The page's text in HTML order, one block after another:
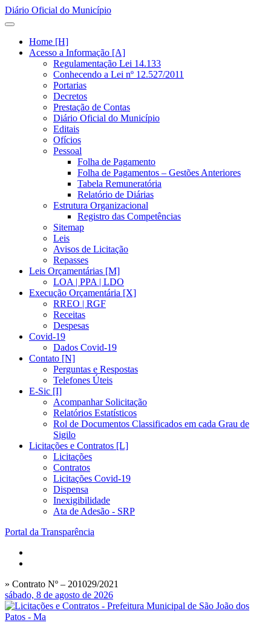
Diário Oficial do Município
Home [H]
Acesso a Informação [A]
Regulamentação Lei 14.133
Conhecendo a Lei nº 12.527/2011
Portarias
Decretos
Prestação de Contas
Diário Oficial do Município
Editais
Ofícios
Pessoal
Folha de Pagamento
Folha de Pagamentos – Gestões Anteriores
Tabela Remuneratória
Relatório de Diárias
Estrutura Organizacional
Registro das Competências
Sitemap
Leis
Avisos de Licitação
Repasses
Leis Orçamentárias [M]
LOA | PPA | LDO
Execução Orçamentária [X]
RREO | RGF
Receitas
Despesas
Covid-19
Dados Covid-19
Contato [N]
Perguntas e Respostas
Telefones Úteis
E-Sic [I]
Acompanhar Solicitação
Relatórios Estatísticos
Rol de Documentos Classificados em cada Grau de
Sigilo
Licitações e Contratos [L]
Licitações
Contratos
Licitações Covid-19
Dispensa
Inexigibilidade
Ata de Adesão - SRP
Portal da Transparência
» Contrato Nº – 201029/2021
sábado, 8 de agosto de 2026